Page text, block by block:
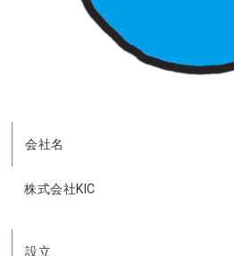
会社名
株式会社KIC
設立